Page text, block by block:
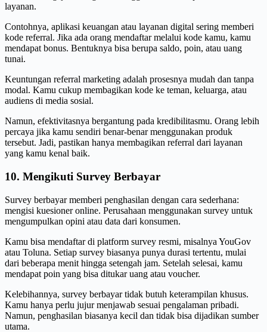
layanan.
Contohnya, aplikasi keuangan atau layanan digital sering memberi
kode referral. Jika ada orang mendaftar melalui kode kamu, kamu
mendapat bonus. Bentuknya bisa berupa saldo, poin, atau uang
tunai.
Keuntungan referral marketing adalah prosesnya mudah dan tanpa
modal. Kamu cukup membagikan kode ke teman, keluarga, atau
audiens di media sosial.
Namun, efektivitasnya bergantung pada kredibilitasmu. Orang lebih
percaya jika kamu sendiri benar-benar menggunakan produk
tersebut. Jadi, pastikan hanya membagikan referral dari layanan
yang kamu kenal baik.
10. Mengikuti Survey Berbayar
Survey berbayar memberi penghasilan dengan cara sederhana:
mengisi kuesioner online. Perusahaan menggunakan survey untuk
mengumpulkan opini atau data dari konsumen.
Kamu bisa mendaftar di platform survey resmi, misalnya YouGov
atau Toluna. Setiap survey biasanya punya durasi tertentu, mulai
dari beberapa menit hingga setengah jam. Setelah selesai, kamu
mendapat poin yang bisa ditukar uang atau voucher.
Kelebihannya, survey berbayar tidak butuh keterampilan khusus.
Kamu hanya perlu jujur menjawab sesuai pengalaman pribadi.
Namun, penghasilan biasanya kecil dan tidak bisa dijadikan sumber
utama.